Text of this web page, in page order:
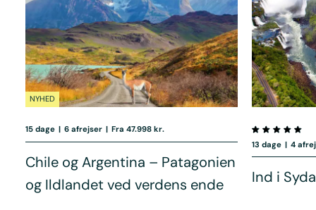
NYHED
15 dage | 6 afrejser | Fra 47.998 kr.
Chile og Argentina – Patagonien
og Ildlandet ved verdens ende
13 dage | 4
Ind i